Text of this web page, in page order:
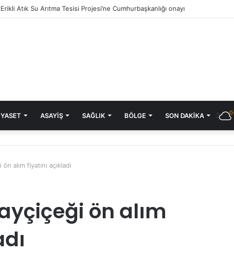
ASAYIŞ SAĞLIK BÖLGE SON DAKIKA
alım fiyatını açıkladı
ön alım